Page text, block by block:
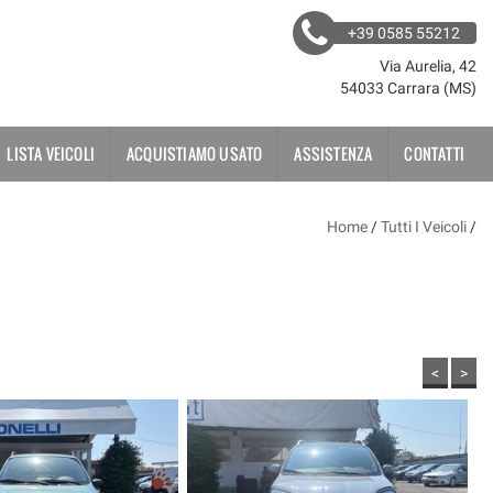
+39 0585 55212
Via Aurelia, 42
54033 Carrara (MS)
LISTA VEICOLI ACQUISTIAMO USATO ASSISTENZA CONTATTI
Home /Tutti I Veicoli /
< >